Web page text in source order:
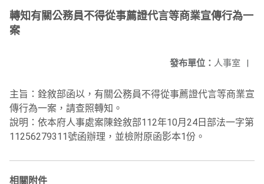
轉知有關公務員不得從事薦證代言等商業宣傳行為一
案
發布單位： 人事室 |
主旨：銓敘部函以，有關公務員不得從事薦證代言等商業宣
傳行為一案，請查照轉知。
說明：依本府人事處案陳銓敘部112年10月24日部法一字第
11256279311號函辦理，並檢附原函影本1份。
相關附件